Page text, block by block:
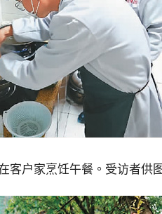
客户家烹饪午餐。受访者供